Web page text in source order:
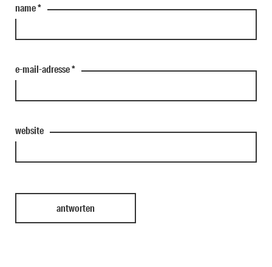
name*
e-mail-adresse*
website